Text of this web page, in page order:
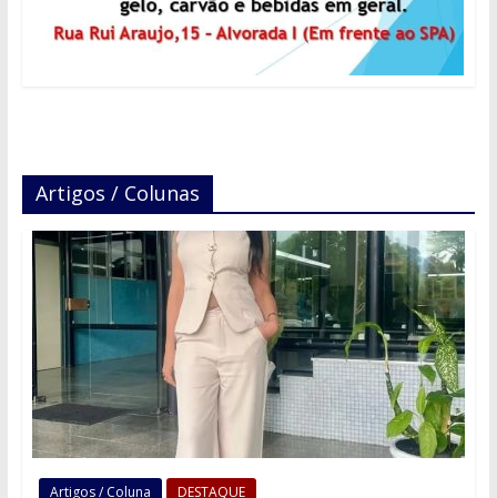
Artigos / Colunas
Artigos / Coluna DESTAQUE